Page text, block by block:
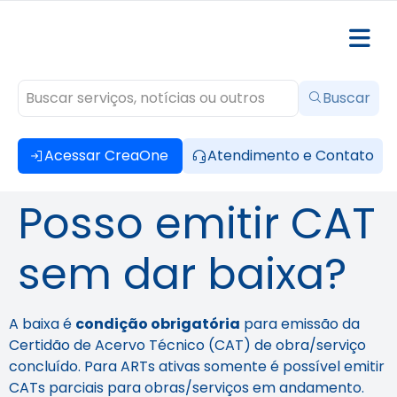
Acessar CreaOne Atendimento e Contato
Buscar
Posso emitir CAT
sem dar baixa?
A baixa é condição obrigatória para emissão da
Certidão de Acervo Técnico (CAT) de obra/serviço
concluído. Para ARTs ativas somente é possível emitir
CATs parciais para obras/serviços em andamento.